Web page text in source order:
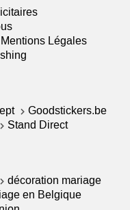
Mentions Légales
Goodstickers.be
Stand Direct
décoration mariage
en Belgique